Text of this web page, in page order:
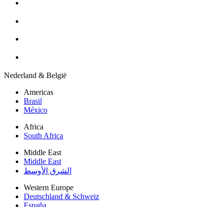
Nederland & België
Americas
Brasil
México
Africa
South Africa
Middle East
Middle East
الشرق الأوسط
Western Europe
Deutschland & Schweiz
España